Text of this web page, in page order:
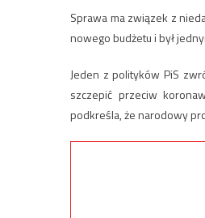
Sprawa ma związek z
nowego budżetu i był
Jeden z polityków PiS
szczepić przeciw
podkreśla, że narodowy